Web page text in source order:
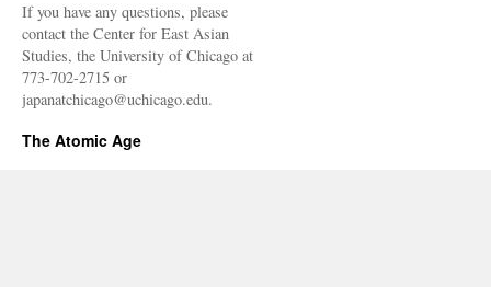
If you have any questions, please
contact the Center for East Asian
Studies, the University of Chicago at
773-702-2715 or
japanatchicago@uchicago.edu.
The Atomic Age